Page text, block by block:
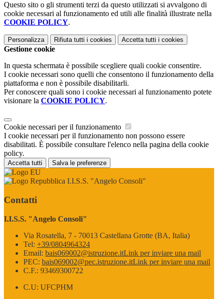
Questo sito o gli strumenti terzi da questo utilizzati si avvalgono di
cookie necessari al funzionamento ed utili alle finalità illustrate nella
COOKIE POLICY.
Personalizza Rifiuta tutti i cookies Accetta tutti i cookies
Gestione cookie
In questa schermata è possibile scegliere quali cookie consentire.
I cookie necessari sono quelli che consentono il funzionamento della
piattaforma e non è possibile disabilitarli.
Per conoscere quali sono i cookie necessari al funzionamento potete
visionare la COOKIE POLICY.
Cookie necessari per il funzionamento
I cookie necessari per il funzionamento non possono essere
disabilitati. È possibile consultare l'elenco nella pagina della cookie
policy.
Accetta tutti Salva le preferenze
I.I.S.S. "Angelo Consoli"
Contatti
I.I.S.S. "Angelo Consoli"
Via Rosatella, 7 - 70013 Castellana Grotte (BA, Italia)
Tel: +39/0804964324
Email: bais069002@istruzione.itLink per inviare una mail
PEC: bais069002@pec.istruzione.itLink per inviare una mail
C.F.: 93469300722
C.U: UFCPHM